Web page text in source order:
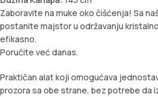
Zaboravite na muke oko čišćenja! Sa
postanite majstor u održavanju
efikasno.
Poručite već danas.
Praktičan alat koji omogućava
prozora sa obe strane, bez potrebe da